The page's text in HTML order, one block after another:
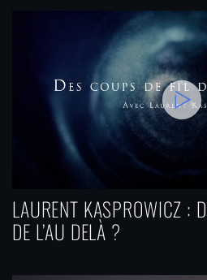
LAURENT KASPROWICZ :
DE L’AU DELÀ ?